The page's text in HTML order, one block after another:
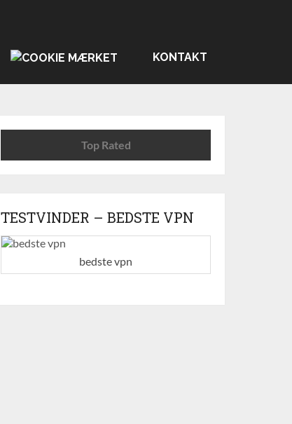
KONTAKT
Top Rated
TESTVINDER – BEDSTE VPN
bedste vpn